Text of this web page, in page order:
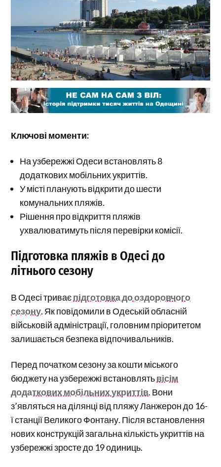
Ключові моменти:
На узбережжі Одеси встановлять 8
додаткових мобільних укриттів.
У місті планують відкрити до шести
комунальних пляжів.
Рішення про відкриття пляжів
ухвалюватимуть після перевірки комісії.
Підготовка пляжів в Одесі до
літнього сезону
В Одесі триваєпідготовка до оздоровчого
сезону. Як повідомили в Одеській обласній
військовій адміністрації, головним пріоритетом
залишається безпека відпочивальників.
Перед початком сезону за кошти міського
бюджету на узбережжі встановлятьвісім
додаткових мобільних укриттів. Вони
з’являться на ділянці від пляжу Ланжерон до 16-
ї станції Великого Фонтану. Після встановлення
нових конструкцій загальна кількість укриттів на
узбережжі зросте до 19 одиниць.